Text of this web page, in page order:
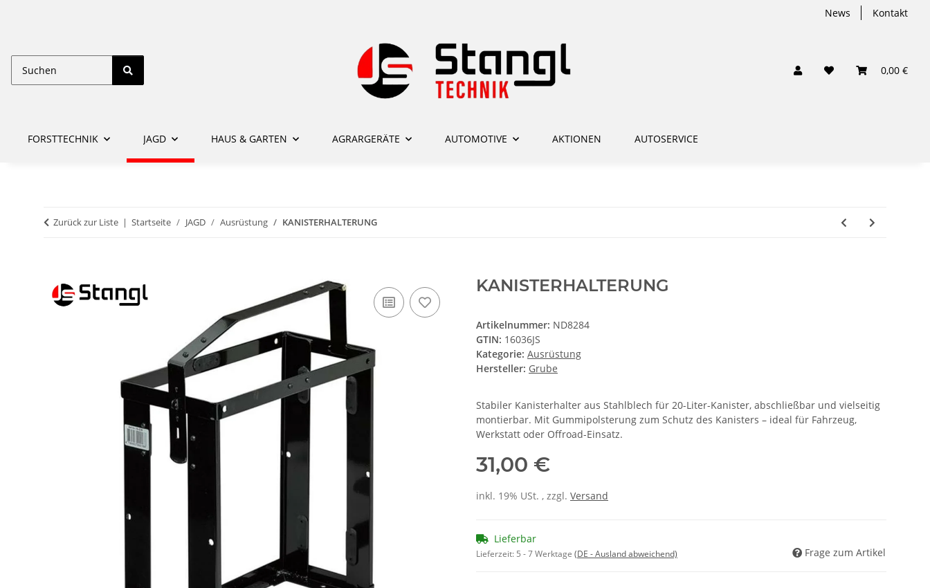
News Kontakt
0,00 €
FORSTTECHNIK JAGD HAUS & GARTEN AGRARGERÄTE AUTOMOTIVE AKTIONEN AUTOSERVICE
Zurück zur Liste Startseite JAGD Ausrüstung KANISTERHALTERUNG
KANISTERHALTERUNG
Artikelnummer: ND8284
GTIN: 16036JS
Kategorie: Ausrüstung
Hersteller: Grube
Stabiler Kanisterhalter aus Stahlblech für 20-Liter-Kanister, abschließbar und vielseitig
montierbar. Mit Gummipolsterung zum Schutz des Kanisters – ideal für Fahrzeug,
Werkstatt oder Offroad-Einsatz.
31,00 €
inkl. 19% USt. , zzgl. Versand
Lieferbar
Lieferzeit: 5 - 7 Werktage (DE - Ausland abweichend) Frage zum Artikel